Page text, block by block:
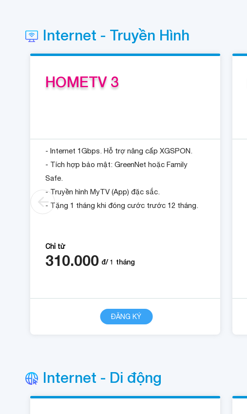
Internet - Truyền Hình
HOMETV 3
- Internet 1Gbps. Hỗ trợ nâng cấp XGSPON.
- Tích hợp bảo mật: GreenNet hoặc Family
Safe.
- Truyền hình MyTV (App) đặc sắc.
- Tặng 1 tháng khi đóng cước trước 12 tháng.
Chỉ từ
310.000 đ/1 tháng
ĐĂNG KÝ
CHI TIẾT
Internet - Di động